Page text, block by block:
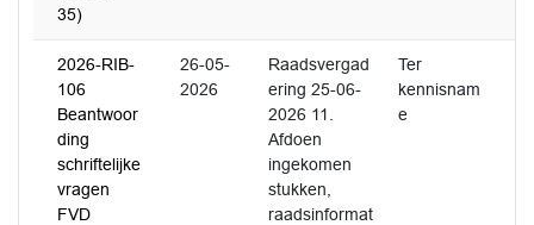
35)
2026-RIB-
106
Beantwoor
ding
schriftelijke
vragen
FVD
26-05-
2026
Raadsvergad
ering 25-06-
2026 11.
Afdoen
ingekomen
stukken,
raadsinformat
Ter
kennisnam
e